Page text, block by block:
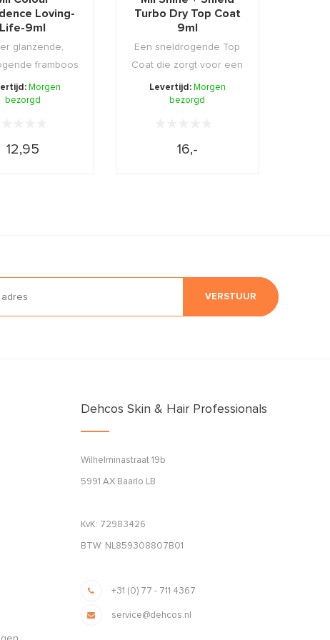
Loving-
Life-9ml
glanzende,
framboos
voor ee ...
Morgen
bezorgd
12,95
Turbo Dry Top Coat
9ml
Een sneldrogende Top
Coat die zorgt voor een
hoogglans en be ...
Levertijd: Morgen
bezorgd
16,-
VERSTUUR
Dehcos Skin & Hair Professionals
Wilhelminastraat 19b
5991 AX Baarlo LB
KvK: 72983426
BTW: NL859308807B01
+31 (0) 77 - 711 4367
service@dehcos.nl